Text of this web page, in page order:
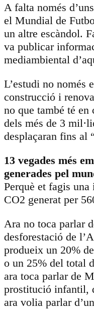
A falta només
el Mundial de
un altre escàndol.
va publicar
mediambiental
L’estudi no només
construcció i
no que també té
dels més de 3
desplaçaran fins al
13 vegades més
generades pel
Perquè et fagis
CO2 generat per
Ara no toca parlar
desforestació de
produeix un 20%
o un 25% del total
ara toca parlar de
prostitució infantil,
ara volia parlar